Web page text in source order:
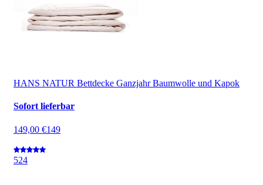
HANS NATUR Bettdecke Ganzjahr Baumwolle und Kapok
Sofort lieferbar
149,00 €149
524